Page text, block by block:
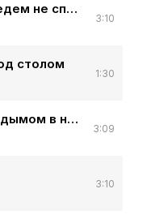
Ой гуляй душа тихо едем не спеша (KalashnikoFF remix)
3:10
столом
1:30
Тихо тихо улетаешь дымом в небо отпускаю
3:09
3:10